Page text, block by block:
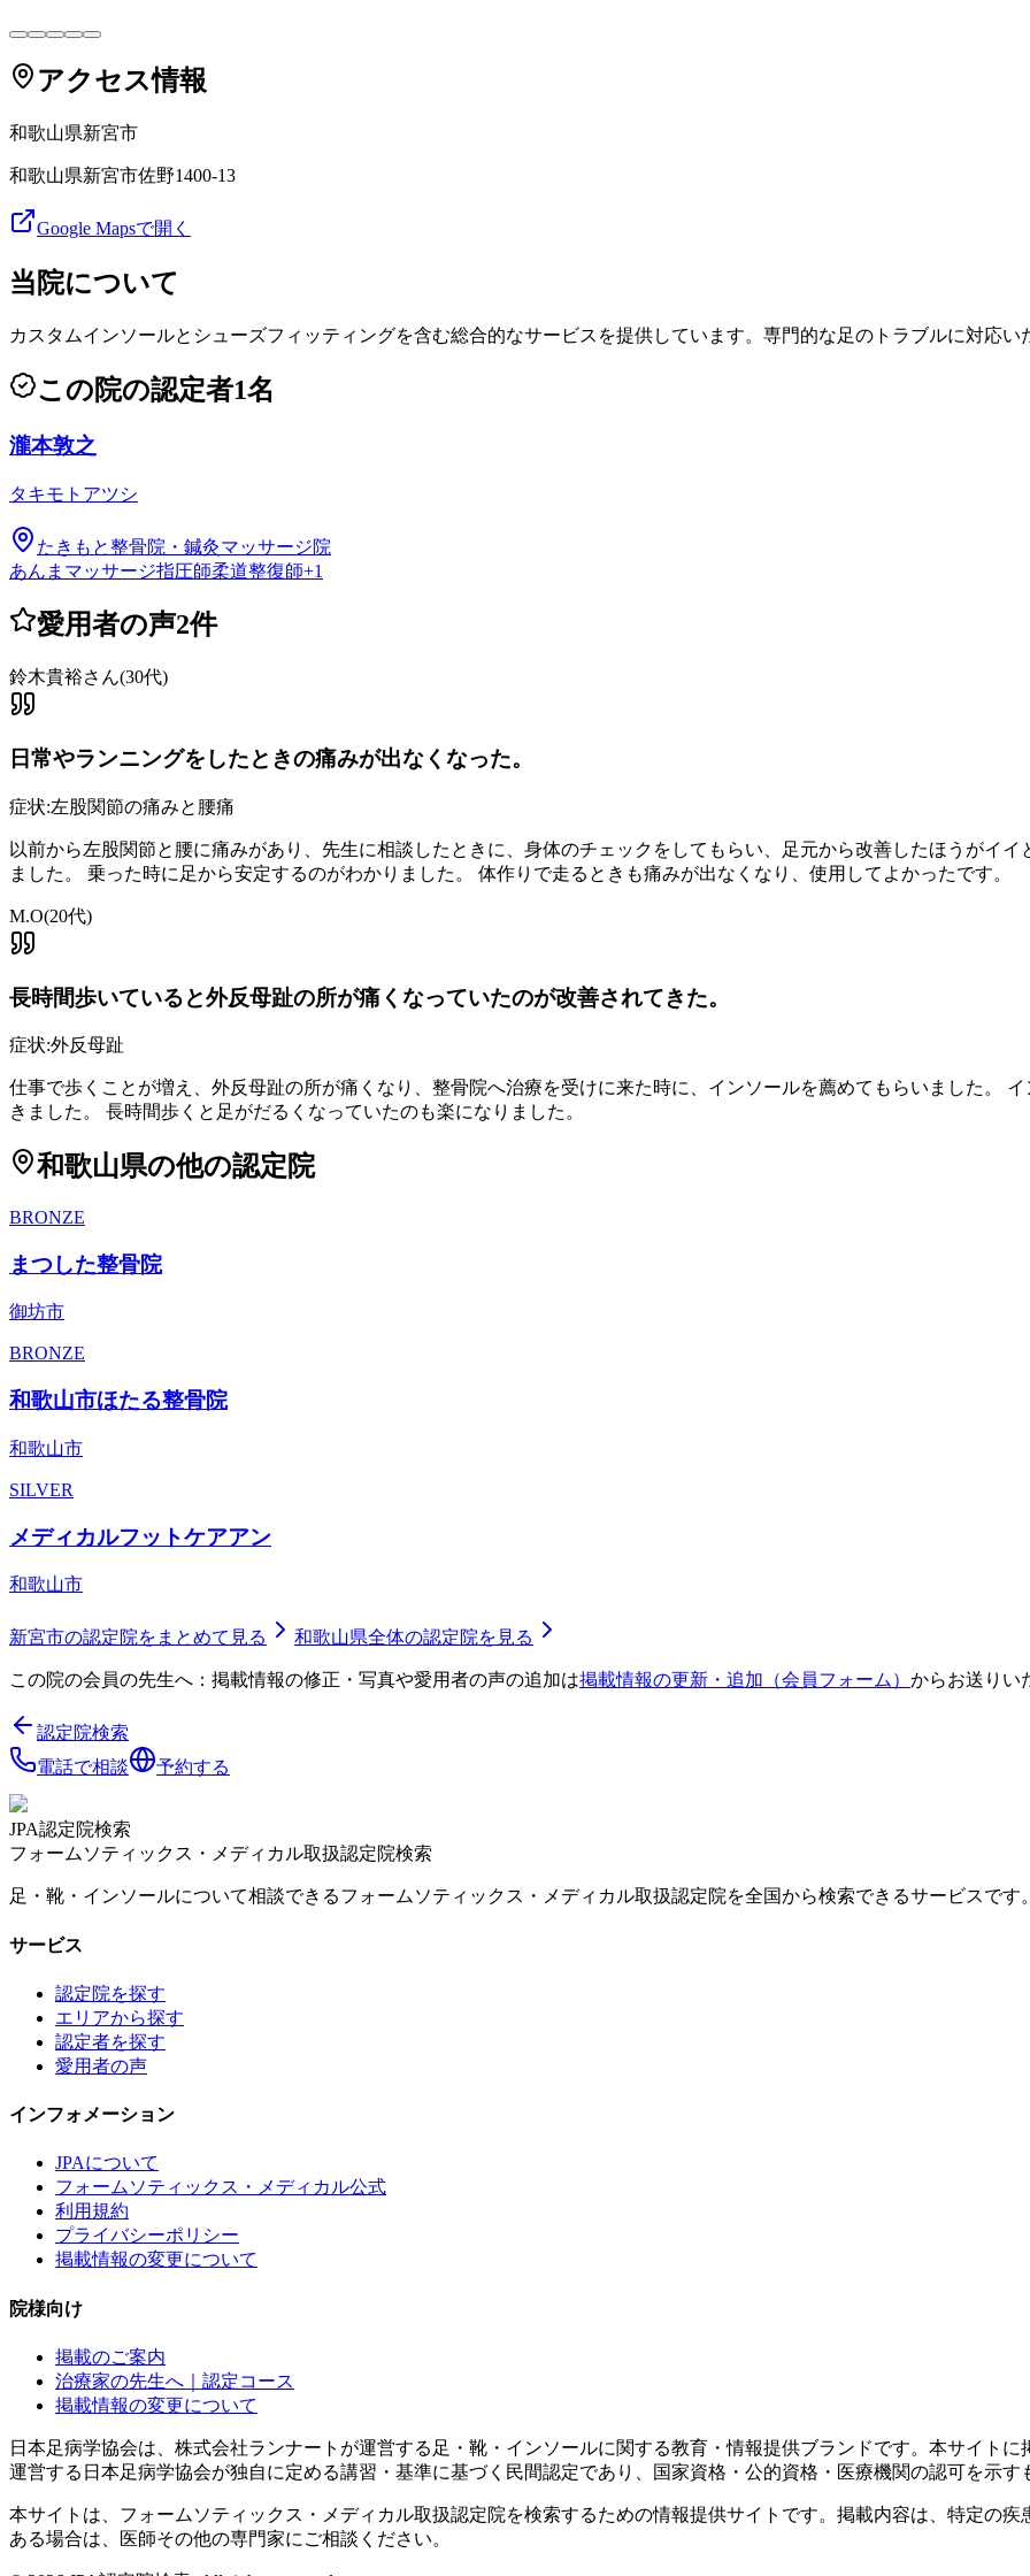
アクセス情報
和歌山県新宮市
和歌山県新宮市佐野1400-13
Google Mapsで開く
当院について
カスタムインソールとシューズフィッティングを含む総合的なサービスを提供しています。専門的な足のトラブルに対応い
この院の認定者1名
瀧本敦之
タキモトアツシ
たきもと整骨院・鍼灸マッサージ院
あんまマッサージ指圧師柔道整復師+1
愛用者の声2件
鈴木貴裕さん(30代)
日常やランニングをしたときの痛みが出なくなった。
症状:左股関節の痛みと腰痛
以前から左股関節と腰に痛みがあり、先生に相談したときに、身体のチェックをしてもらい、足元から改善したほうがイ
ました。 乗った時に足から安定するのがわかりました。 体作りで走るときも痛みが出なくなり、使用してよかったです。
M.O(20代)
長時間歩いていると外反母趾の所が痛くなっていたのが改善されてきた。
症状:外反母趾
仕事で歩くことが増え、外反母趾の所が痛くなり、整骨院へ治療を受けに来た時に、インソールを薦めてもらいました。
きました。 長時間歩くと足がだるくなっていたのも楽になりました。
和歌山県の他の認定院
BRONZE
まつした整骨院
御坊市
BRONZE
和歌山市ほたる整骨院
和歌山市
SILVER
メディカルフットケアアン
和歌山市
新宮市の認定院をまとめて見る 和歌山県全体の認定院を見る
この院の会員の先生へ：掲載情報の修正・写真や愛用者の声の追加は掲載情報の更新・追加（会員フォーム） からお送りい
認定院検索
電話で相談
予約する
JPA認定院検索
フォームソティックス・メディカル取扱認定院検索
足・靴・インソールについて相談できるフォームソティックス・メディカル取扱認定院を全国から検索できるサービスです。
サービス
認定院を探す
エリアから探す
認定者を探す
愛用者の声
インフォメーション
JPAについて
フォームソティックス・メディカル公式
利用規約
プライバシーポリシー
掲載情報の変更について
院様向け
掲載のご案内
治療家の先生へ｜認定コース
掲載情報の変更について
日本足病学協会は、株式会社ランナートが運営する足・靴・インソールに関する教育・情報提供ブランドです。本サイト
運営する日本足病学協会が独自に定める講習・基準に基づく民間認定であり、国家資格・公的資格・医療機関の認可を示す
本サイトは、フォームソティックス・メディカル取扱認定院を検索するための情報提供サイトです。掲載内容は、特定の
ある場合は、医師その他の専門家にご相談ください。